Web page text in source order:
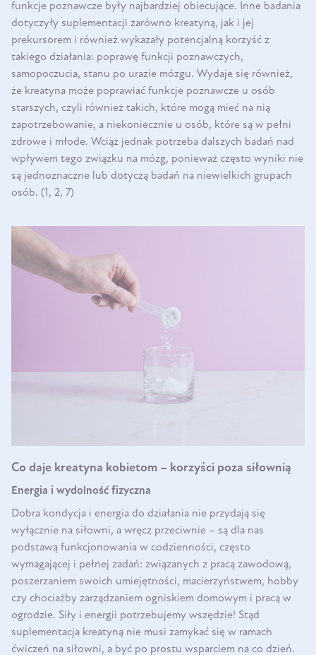
funkcje poznawcze były najbardziej obiecujące. Inne badania
dotyczyły suplementacji zarówno kreatyną, jak i jej
prekursorem i również wykazały potencjalną korzyść z
takiego działania: poprawę funkcji poznawczych,
samopoczucia, stanu po urazie mózgu. Wydaje się również,
że kreatyna może poprawiać funkcje poznawcze u osób
starszych, czyli również takich, które mogą mieć na nią
zapotrzebowanie, a niekoniecznie u osób, które są w pełni
zdrowe i młode. Wciąż jednak potrzeba dalszych badań nad
wpływem tego związku na mózg, ponieważ często wyniki nie
są jednoznaczne lub dotyczą badań na niewielkich grupach
osób. (1, 2, 7)
Co daje kreatyna kobietom – korzyści poza siłownią
Energia i wydolność fizyczna
Dobra kondycja i energia do działania nie przydają się
wyłącznie na siłowni, a wręcz przeciwnie – są dla nas
podstawą funkcjonowania w codzienności, często
wymagającej i pełnej zadań: związanych z pracą zawodową,
poszerzaniem swoich umiejętności, macierzyństwem, hobby
czy chociażby zarządzaniem ogniskiem domowym i pracą w
ogrodzie. Siły i energii potrzebujemy wszędzie! Stąd
suplementacja kreatyną nie musi zamykać się w ramach
ćwiczeń na siłowni, a być po prostu wsparciem na co dzień.